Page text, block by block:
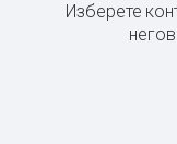
Изберете